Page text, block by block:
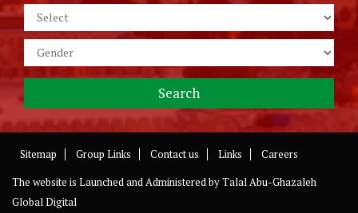
Sitemap Group Links Contact us Links
Careers
The website is Launched and Administered byTalal Abu-Ghazaleh
Global Digital